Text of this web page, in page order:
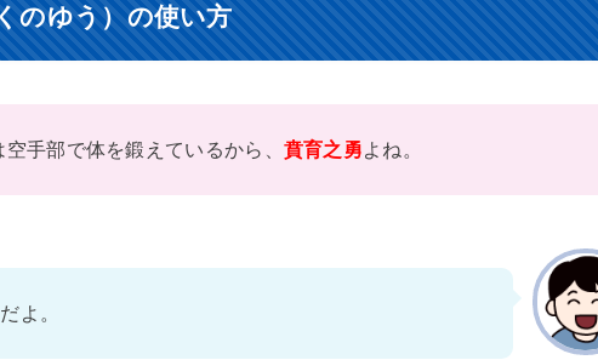
のゆう）の使い方
手部で体を鍛えているから、 賁育之勇よね。
よ。